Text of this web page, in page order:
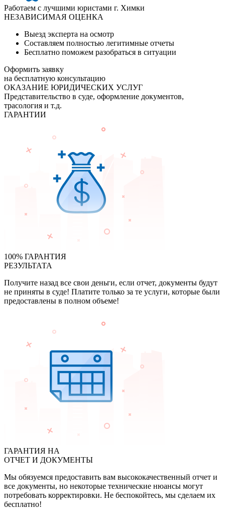
Работаем с лучшими юристами г. Химки
НЕЗАВИСИМАЯ ОЦЕНКА
Выезд эксперта на осмотр
Составляем полностью легитимные отчеты
Бесплатно поможем разобраться в ситуации
Оформить заявку
на бесплатную консультацию
ОКАЗАНИЕ ЮРИДИЧЕСКИХ УСЛУГ
Представительство в суде, оформление документов,
трасология и т.д.
ГАРАНТИИ
100% ГАРАНТИЯ
РЕЗУЛЬТАТА
Получите назад все свои деньги, если отчет, документы будут
не приняты в суде! Платите только за те услуги, которые были
предоставлены в полном объеме!
ГАРАНТИЯ НА
ОТЧЕТ И ДОКУМЕНТЫ
Мы обязуемся предоставить вам высококачественный отчет и
все документы, но некоторые технические нюансы могут
потребовать корректировки. Не беспокойтесь, мы сделаем их
бесплатно!